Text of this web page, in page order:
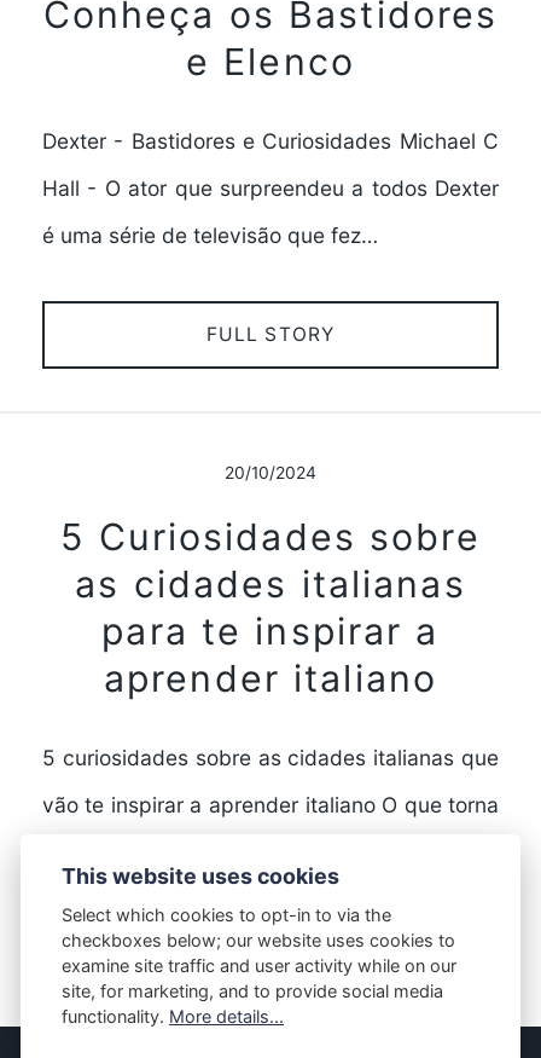
Conheça os Bastidores
e Elenco
Dexter - Bastidores e Curiosidades Michael C
Hall - O ator que surpreendeu a todos Dexter
é uma série de televisão que fez…
FULL STORY
20/10/2024
5 Curiosidades sobre
as cidades italianas
para te inspirar a
aprender italiano
5 curiosidades sobre as cidades italianas que
vão te inspirar a aprender italiano O que torna
FULL STORY
This website uses cookies
Select which cookies to opt-in to via the
checkboxes below; our website uses cookies to
examine site traffic and user activity while on our
site, for marketing, and to provide social media
functionality. More details...